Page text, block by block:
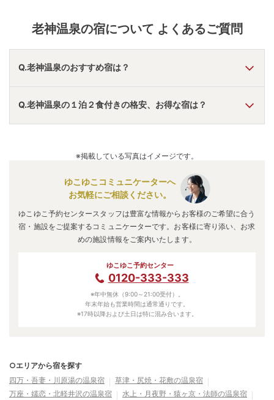
な土地の味に人々の笑顔、土の香りがする山の幸との
触れ合いも旅の喜びだ。
老神温泉の宿について よくあるご質問
Q.老神温泉のおすすめ宿は？
A.「水上温泉あらたし みなかみ 」・「万座高原ホテル
・
万座プリンスホテル 」 などの旅館・ホテルがおすすめの宿
泊先です。
Q.老神温泉の１泊２食付きの格安、お得な宿は？
館・ホテルがお得な価格で泊まれる宿泊先です。
※掲載している写真はイメージです。
ゆこゆこコミュニケーターへ
お気軽にご相談ください。
ゆこゆこ予約センタースタッフは豊富な情報からお客様のご希望に合う
宿・施設をご提案するコミュニケーターです。お客様に寄り添い、お求
めの施設情報をご案内いたします。
ゆこゆこ予約センター
0120-333-333
※年中無休（9:00～21:00受付）。
年末年始も営業時間は通常通りです。
※17時以降および土日は特に混み合います。
○エリアから宿を探す
四万・吾妻・川原湯の温泉宿
草津・尻焼・花敷の温泉宿
万座・嬬恋・北軽井沢の温泉宿
水上・月夜野・猿ヶ京・法師の温泉宿